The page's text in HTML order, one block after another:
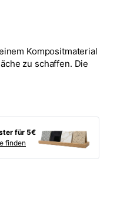
Kompositmaterial
zu schaffen. Die
für 5€
finden